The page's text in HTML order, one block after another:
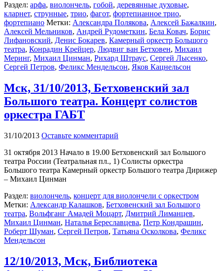
Раздел: арфа, виолончель, гобой, деревянные духовые,
кларнет, струнные, трио, фагот, фортепианное трио,
фортепиано Метки: Александра Полякова, Алексей Бажалкин,
Алексей Мельников, Андрей Рудометкин, Бела Ковач, Борис
Лифановский, Денис Бокарев, Камерный оркестр Большого
театра, Конрадин Крейцер, Людвиг ван Бетховен, Михаил
Меринг, Михаил Цинман, Рихард Штраус, Сергей Лысенко,
Сергей Петров, Феликс Мендельсон, Яков Кацнельсон
Мск, 31/10/2013, Бетховенский зал
Большого театра. Концерт солистов
оркестра ГАБТ
31/10/2013 Оставьте комментарий
31 октября 2013 Начало в 19.00 Бетховенский зал Большого
театра России (Театральная пл., 1) Солисты оркестра
Большого театра Камерный оркестр Большого театра Дирижер
– Михаил Цинман
Раздел: виолончель, концерт для виолончели с оркестром
Метки: Александр Калашков, Бетховенский зал Большого
театра, Вольфганг Амадей Моцарт, Дмитрий Лиманцев,
Михаил Цинман, Наталья Береславцева, Петр Кондрашин,
Роберт Шуман, Сергей Петров, Татьяна Осколкова, Феликс
Мендельсон
12/10/2013, Мск, Библиотека